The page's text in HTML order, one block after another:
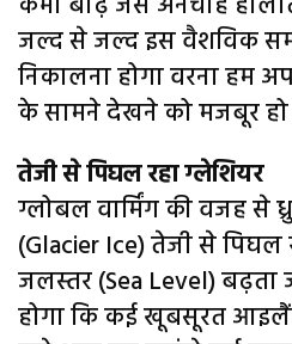
जल्द से जल्द इस वैशविक
निकालना होगा वरना हम
के सामने देखने को मजबूर
तेजी से पिघल रहा ग्लेशियर
ग्लोबल वार्मिंग की वजह से
(Glacier Ice) तेजी से पिघल
जलस्तर (Sea Level) बढ़ता
होगा कि कई खूबसूरत